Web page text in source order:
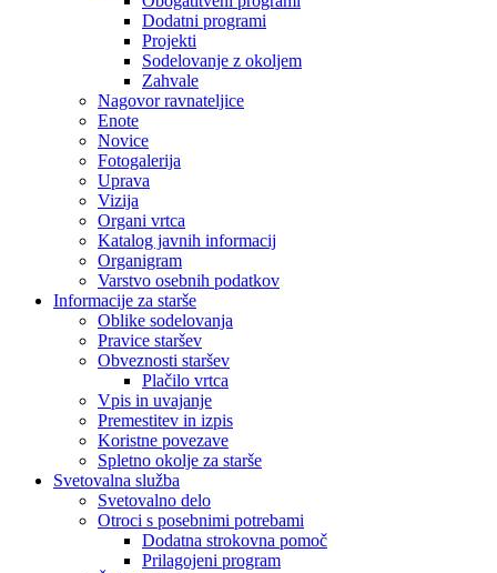
Dodatni programi
Projekti
Sodelovanje z okoljem
Zahvale
Nagovor ravnateljice
Enote
Novice
Fotogalerija
Uprava
Vizija
Organi vrtca
Katalog javnih informacij
Organigram
Varstvo osebnih podatkov
Informacije za starše
Oblike sodelovanja
Pravice staršev
Obveznosti staršev
Plačilo vrtca
Vpis in uvajanje
Premestitev in izpis
Koristne povezave
Spletno okolje za starše
Svetovalna služba
Svetovalno delo
Otroci s posebnimi potrebami
Dodatna strokovna pomoč
Prilagojeni program